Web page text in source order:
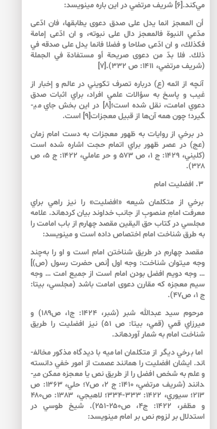
مي‌كند.[۶] شريف مرتضي در اين باره مي­نويسد:
أن المعجز انما يدل على صدق دعوى يطابقها، فان ادّعى
مدّعي النبوة فالمعجز دال على نبوته، و ان ادّعى إمامة
فكذلك، و ان ادّعى صلاحا و فضلا فانما يدل على صدقه في
ذلك. فلا بدّ من دعوى صريحة أو مستفادة في الجملة
(شريف مرتضي، ۱۴۱۱: ص ۳۳۲).[۷]
آنچه از ائمه (ع) درباره تصرف تكويني در عالم و إخبار از
غيب و پاسخ به سؤالات علمي افراد، براي اثبات صدق
دعوي امامت، نقل شده است؛[۸] در اين بخش جاي مي­
گيرد؛ چون همه آن‌ها از قبيل معجزات[۹] است.
در برخي از روايات به ظهور معجزات به دست امام زمان
(عج) در عصر ظهور براي اتمام حجت اشاره شده است
(كليني، ۱۴۲۹: ج ۱، ص ۵۷۳ و حر عاملي، ۱۴۲۲: ج ۵، ص
۳۲۸).
۳. افضليت امام
برخي از متكلمان شيعه «افضليت» را نيز راهي براي
معرفت امامِ منصوبِ از جانب خداوند بيان كرده­اند. علامه
مجلسي در كتاب حق اليقين مقصد چهارم از باب امامت را
به طرق شناخت امام اختصاص داده است و مي­نويسد:
مقصد چهارم در طريق شناختن امام است و او را به‌چند
وجه مي­توان شناخت: وجه اول [نص حضرت رسول (ص)]
… وجه دويم افضل بودن امام است از جميع امت‏ … وجه
سيم معجزه كه مقارن دعوى امامت باشد (مجلسي، بي­تا:
ج ۱،‌ ص۴۷).
مرحوم سيد عبدالله شبر (شبر، ۱۴۲۴: ج۱، ص۱۸۹) و
ميرزاي قمي (قمي، بي­تا:‌ ص ۵۱) نيز افضليت را طريق
شناخت امام به شمار آورده­اند.
اما برخي ديگر از متكلمان اماميه با ديدگاه مذكور مخالف­
اند. ايشان افضليت را همانند عصمت از امور خفي دانسته
و علم به شخص افضل را از طريق نص يا معجزه ممكن مي­
دانند (شريف مرتضي، ۱۴۱۰: ج ۲، ص۷؛ حلي، ۱۳۶۳:‌ ص
۲۱۳؛ سيوري،‌ ۱۴۲۲: ۳۳۳-۳۳۴؛‌ لاهيجي،‌ ۱۳۸۳: ص۴۸۰
و مظفر، ۱۴۲۲: ج۴،‌ ص۲۵۰-۲۵۱). شيخ طوسي در
استدلال بر لزوم نص بر امام مي­نويسد: